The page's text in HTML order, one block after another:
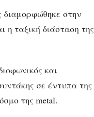
διαμορφώθηκε στην
η ταξική διάσταση της
και
σε έντυπα της
της metal.